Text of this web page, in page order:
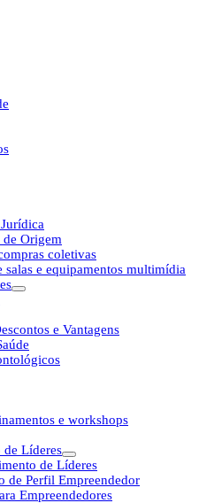
Origem
coletivas
salas e equipamentos multimídia
e Vantagens
e workshops
Líderes
de Líderes
de Perfil Empreendedor
Empreendedores